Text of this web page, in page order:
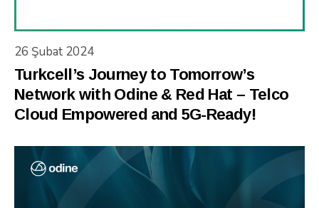
26 Şubat 2024
Turkcell’s Journey to Tomorrow’s
Network with Odine & Red Hat – Telco
Cloud Empowered and 5G-Ready!